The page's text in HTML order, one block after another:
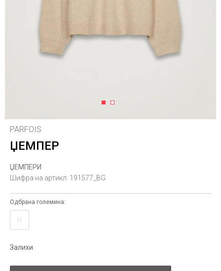
1 2
PARFOIS
ЏЕМПЕР
ЏЕМПЕРИ
Шифра на артикл: 191577_BG
Одбрана големина:
U
Залихи